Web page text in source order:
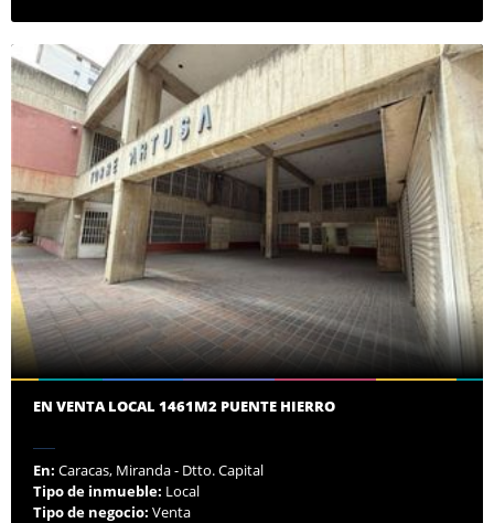
EN VENTA LOCAL 1461M2 PUENTE HIERRO
En: Caracas, Miranda - Dtto. Capital
Tipo de inmueble: Local
Tipo de negocio: Venta